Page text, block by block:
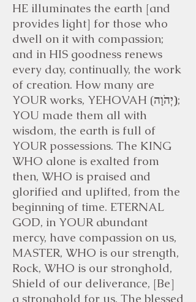
HE illuminates the earth [and
provides light] for those who
dwell on it with compassion;
and in HIS goodness renews
every day, continually, the work
of creation. How many are
YOUR works, YEHOVAH ( יְהֹוָה);
YOU made them all with
wisdom, the earth is full of
YOUR possessions. The KING
WHO alone is exalted from
then, WHO is praised and
glorified and uplifted, from the
beginning of time. ETERNAL
GOD, in YOUR abundant
mercy, have compassion on us,
MASTER, WHO is our strength,
Rock, WHO is our stronghold,
Shield of our deliverance, [Be]
a stronghold for us. The blessed